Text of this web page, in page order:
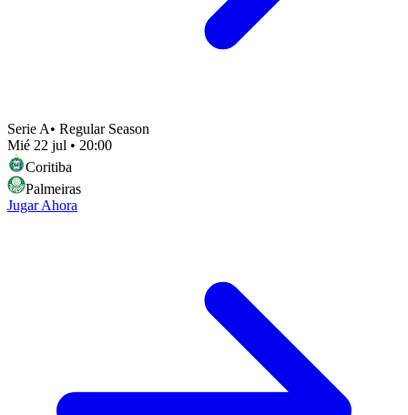
Serie A• Regular Season
Mié 22 jul • 20:00
Coritiba
Palmeiras
Jugar Ahora